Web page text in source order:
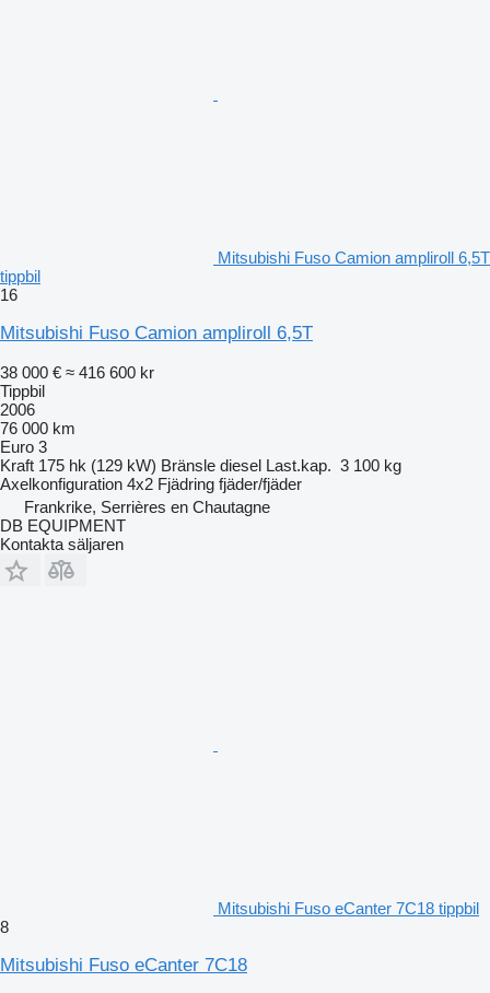
Mitsubishi Fuso Camion ampliroll 6,5T
tippbil
16
Mitsubishi Fuso Camion ampliroll 6,5T
38 000 € ≈ 416 600 kr
Tippbil
2006
76 000 km
Euro 3
Kraft 175 hk (129 kW) Bränsle diesel Last.kap. 3 100 kg
Axelkonfiguration 4x2 Fjädring fjäder/fjäder
Frankrike, Serrières en Chautagne
DB EQUIPMENT
Kontakta säljaren
Mitsubishi Fuso eCanter 7C18 tippbil
8
Mitsubishi Fuso eCanter 7C18